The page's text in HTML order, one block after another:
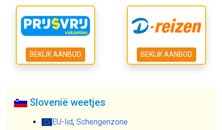
BEKIJK AANBOD BEKIJK AANBOD
Slovenië weetjes
EU-lid,Schengenzone